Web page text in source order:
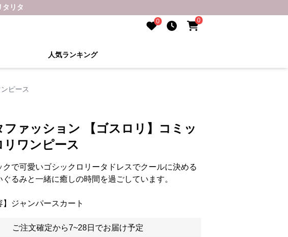
タリタ
0 0
人気ランキング
ピース
ファッション 【ゴスロリ】コミッ
リワンピース
クで可愛いゴシックロリータドレスでクールに決める
るみと一緒に癒しの時間を過ごしています。
】ジャンパースカート
ご注文確定から7~28日でお届け予定